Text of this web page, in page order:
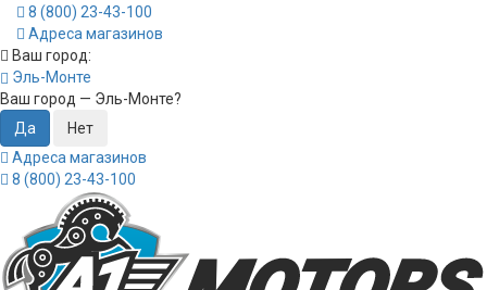
8 (800) 23-43-100
Адреса магазинов
Ваш город:
Эль-Монте
Ваш город — Эль-Монте?
Адреса магазинов
8 (800) 23-43-100